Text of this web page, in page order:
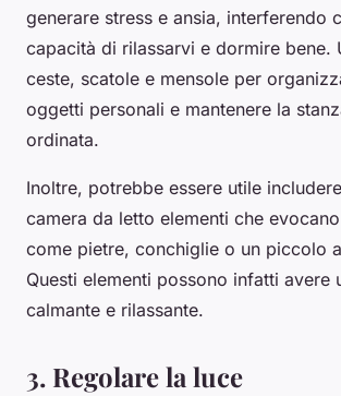
generare stress e ansia, interferendo
capacità di rilassarvi e dormire bene.
ceste, scatole e mensole per
oggetti personali e mantenere la
ordinata.
Inoltre, potrebbe essere utile
camera da letto elementi che
come pietre, conchiglie o un piccolo
Questi elementi possono infatti avere
calmante e rilassante.
3. Regolare la luce